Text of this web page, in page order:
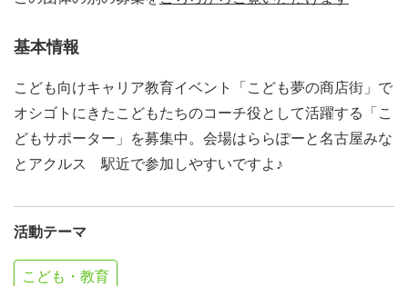
基本情報
こども向けキャリア教育イベント「こども夢の商店街」で
オシゴトにきたこどもたちのコーチ役として活躍する「こ
どもサポーター」を募集中。会場はららぽーと名古屋みな
とアクルス 駅近で参加しやすいですよ♪
活動テーマ
こども・教育